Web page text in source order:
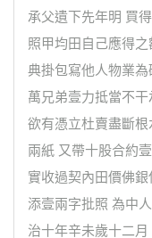
承父遺下先年明 買
照甲均田自己應得
典掛包寫他人物業
萬兄弟壹力抵當不
欲有憑立杜賣盡斷
兩紙 又帶十股合約
實收過契內田價佛
添壹兩字批照 為中
治十年辛未歲十二